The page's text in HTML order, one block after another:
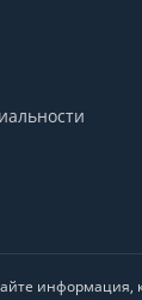
информация,